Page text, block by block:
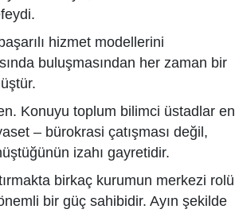
hizmet modellerini
buluşmasından her zaman bir
Konuyu toplum bilimci üstadlar en
– bürokrasi çatışması değil,
izahı gayretidir.
birkaç kurumun merkezi rolü
bir güç sahibidir. Ayın şekilde